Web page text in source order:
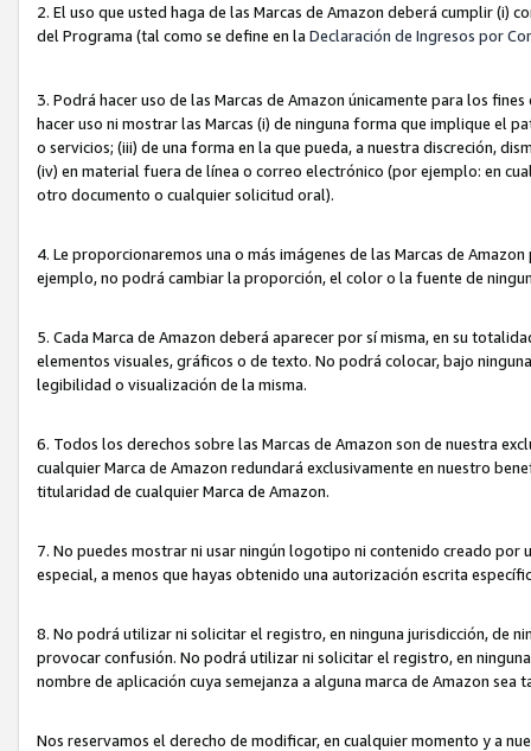
2. El uso que usted haga de las Marcas de Amazon deberá cumplir (i)
del Programa (tal como se define en la Declaración de Ingresos por
3. Podrá hacer uso de las Marcas de Amazon únicamente para los
hacer uso ni mostrar las Marcas (i) de ninguna forma que implique el
o servicios; (iii) de una forma en la que pueda, a nuestra discreción,
(iv) en material fuera de línea o correo electrónico (por ejemplo: en
otro documento o cualquier solicitud oral).
4. Le proporcionaremos una o más imágenes de las Marcas de
ejemplo, no podrá cambiar la proporción, el color o la fuente de
5. Cada Marca de Amazon deberá aparecer por sí misma, en su
elementos visuales, gráficos o de texto. No podrá colocar, bajo
legibilidad o visualización de la misma.
6. Todos los derechos sobre las Marcas de Amazon son de nuestra
cualquier Marca de Amazon redundará exclusivamente en nuestro
titularidad de cualquier Marca de Amazon.
7. No puedes mostrar ni usar ningún logotipo ni contenido creado por
especial, a menos que hayas obtenido una autorización escrita
8. No podrá utilizar ni solicitar el registro, en ninguna jurisdicción, de
provocar confusión. No podrá utilizar ni solicitar el registro, en
nombre de aplicación cuya semejanza a alguna marca de Amazon
Nos reservamos el derecho de modificar, en cualquier momento y a